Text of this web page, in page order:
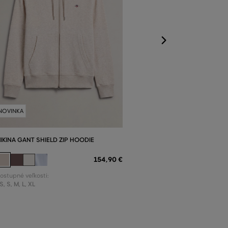
GANT SHIELD ZIP HOODIE
154,90 €
veľkosti:
S M L XL